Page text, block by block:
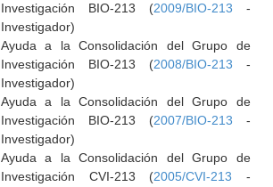
Investigación BIO-213 (2009/BIO-213 -
Investigador)
Ayuda a la Consolidación del Grupo de
Investigación BIO-213 (2008/BIO-213 -
Investigador)
Ayuda a la Consolidación del Grupo de
Investigación BIO-213 (2007/BIO-213 -
Investigador)
Ayuda a la Consolidación del Grupo de
Investigación CVI-213 (2005/CVI-213 -